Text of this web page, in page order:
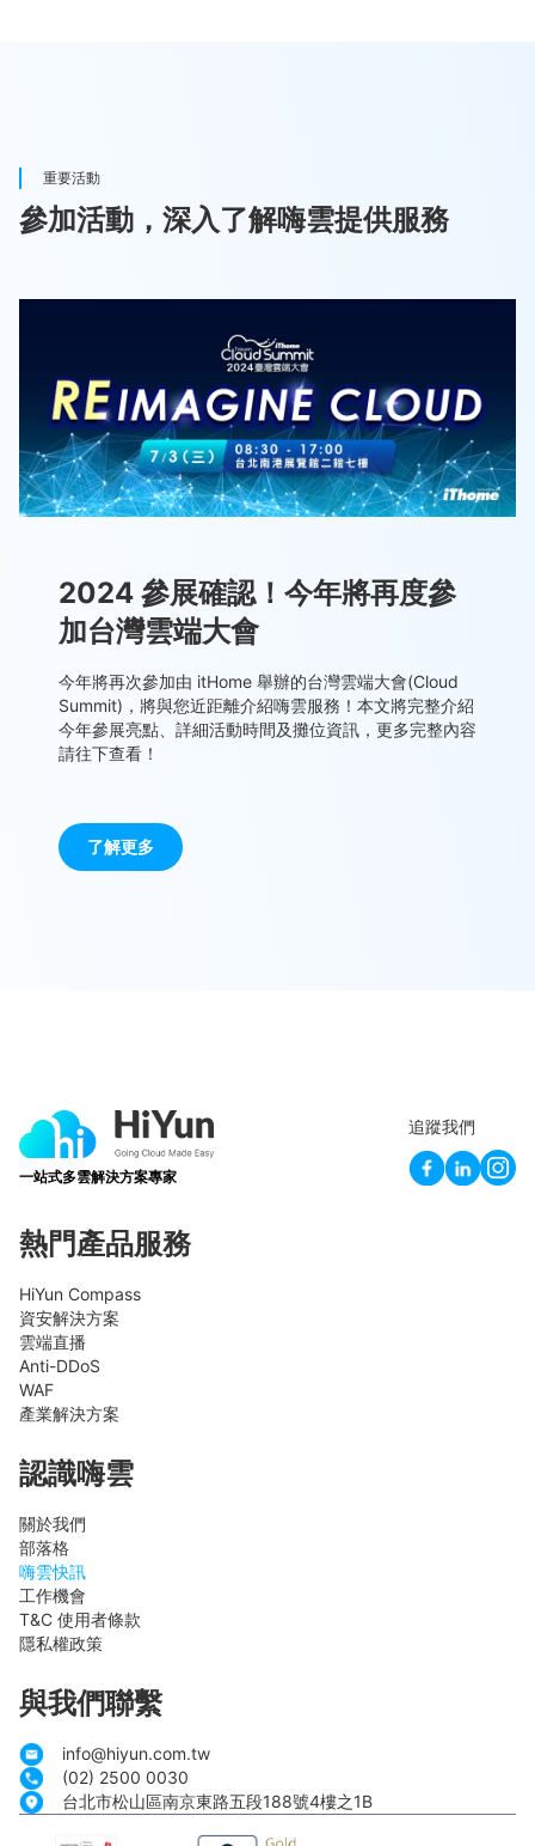
重要活動
參加活動，深入了解嗨雲提供服務
2024 參展確認！今年將再度參
加台灣雲端大會
今年將再次參加由 itHome 舉辦的台灣雲端大會(Cloud
Summit)，將與您近距離介紹嗨雲服務！本文將完整介紹
今年參展亮點、詳細活動時間及攤位資訊，更多完整內容
請往下查看！
了解更多
一站式多雲解決方案專家
追蹤我們
熱門產品服務
HiYun Compass
資安解決方案
雲端直播
Anti-DDoS
WAF
產業解決方案
認識嗨雲
關於我們
部落格
嗨雲快訊
工作機會
T&C 使用者條款
隱私權政策
與我們聯繫
info@hiyun.com.tw
(02) 2500 0030
台北市松山區南京東路五段188號4樓之1B